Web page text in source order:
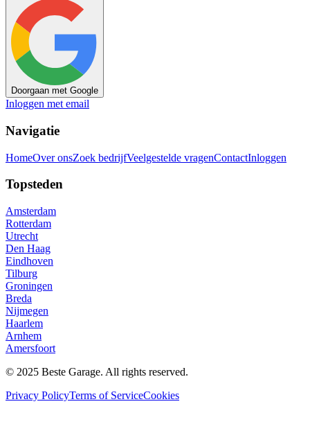
Doorgaan met Google
Inloggen met email
Navigatie
HomeOver onsZoek bedrijfVeelgestelde vragenContactInloggen
Topsteden
Amsterdam
Rotterdam
Utrecht
Den Haag
Eindhoven
Tilburg
Groningen
Breda
Nijmegen
Haarlem
Arnhem
Amersfoort
© 2025 Beste Garage. All rights reserved.
Privacy PolicyTerms of ServiceCookies